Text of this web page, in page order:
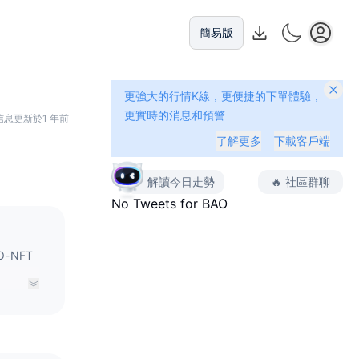
簡易版
息更新於1 年前
NFT
更強大的行情K線，更便捷的下單體驗，
更實時的消息和預警
了解更多
下載客戶端
解讀今日走勢 🔥 社區群聊
No Tweets for BAO